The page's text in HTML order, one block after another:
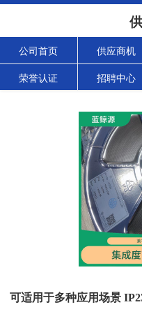
公司首页 供应商机
荣誉认证 招聘中心
可适用于多种应用场景